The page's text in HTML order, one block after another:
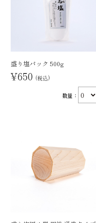
盛り塩パック 500g
¥650 (税込)
数量：